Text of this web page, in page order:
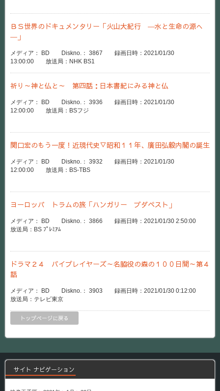
ＢＳ世界のドキュメンタリー「火山大紀行 ―水と生命の源へ
―」
メディア： BD Diskno.： 3867 録画日時：2021/01/30
13:00:00 放送局：NHK BS1
祈り～神と仏と～ 第四話：日本書紀にみる神と仏
メディア： BD Diskno.： 3936 録画日時：2021/01/30
12:00:00 放送局：BSフジ
関口宏のもう一度！近現代史▽昭和１１年、廣田弘毅内閣の誕生
メディア： BD Diskno.： 3932 録画日時：2021/01/30
12:00:00 放送局：BS-TBS
ヨーロッパ トラムの旅「ハンガリー ブダペスト」
メディア： BD Diskno.： 3866 録画日時：2021/01/30 2:50:00
放送局：BS ﾌﾟﾚﾐｱﾑ
ドラマ２４ バイプレイヤーズ～名脇役の森の１００日間～第４
話
メディア： BD Diskno.： 3903 録画日時：2021/01/30 0:12:00
放送局：テレビ東京
トップページに戻る
サイト ナビゲーション